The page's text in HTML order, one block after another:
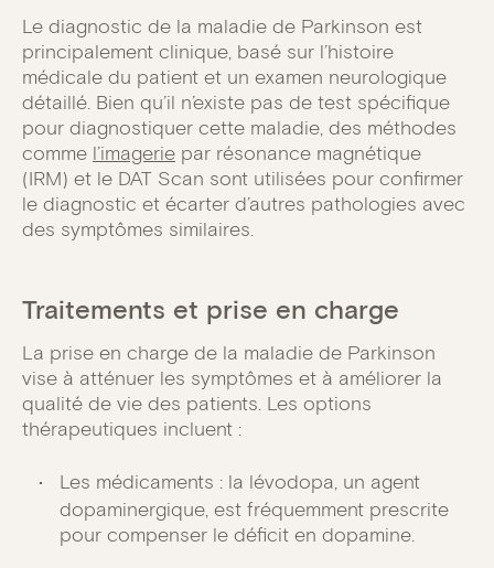
Le diagnostic de la maladie de Parkinson est
principalement clinique, basé sur l’histoire
médicale du patient et un examen neurologique
détaillé. Bien qu’il n’existe pas de test spécifique
pour diagnostiquer cette maladie, des méthodes
comme l’imagerie par résonance magnétique
(IRM) et le DAT Scan sont utilisées pour confirmer
le diagnostic et écarter d’autres pathologies avec
des symptômes similaires.
Traitements et prise en charge
La prise en charge de la maladie de Parkinson
vise à atténuer les symptômes et à améliorer la
qualité de vie des patients. Les options
thérapeutiques incluent :
Les médicaments : la lévodopa, un agent
dopaminergique, est fréquemment prescrite
pour compenser le déficit en dopamine.